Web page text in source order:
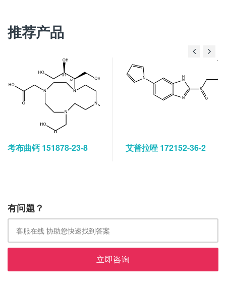
推荐产品
考布曲钙 151878-23-8 艾普拉唑 172152-36-2
有问题？
立即咨询